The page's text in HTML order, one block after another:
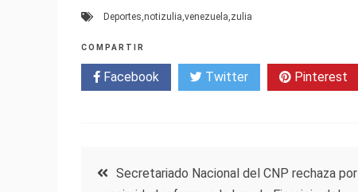
Deportes,notizulia,venezuela,zulia
COMPARTIR
Facebook Twitter Pinterest
Navegación
Secretariado Nacional del CNP rechaza por